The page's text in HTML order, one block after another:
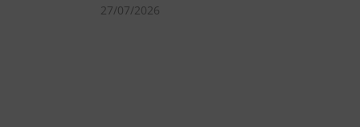
27/07/2026